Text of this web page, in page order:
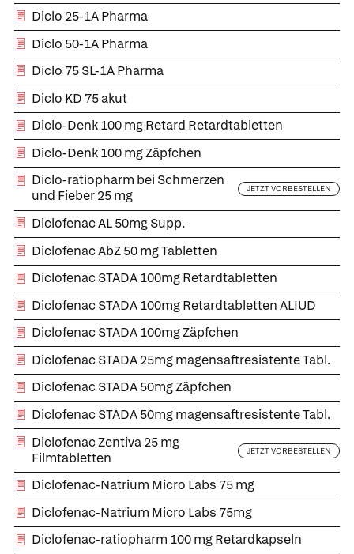
Diclo 25-1A Pharma
Diclo 50-1A Pharma
Diclo 75 SL-1A Pharma
Diclo KD 75 akut
Diclo-Denk 100 mg Retard Retardtabletten
Diclo-Denk 100 mg Zäpfchen
Diclo-ratiopharm bei Schmerzen
und Fieber 25 mg
JETZT VORBESTELLEN
Diclofenac AL 50mg Supp.
Diclofenac AbZ 50 mg Tabletten
Diclofenac STADA 100mg Retardtabletten
Diclofenac STADA 100mg Retardtabletten ALIUD
Diclofenac STADA 100mg Zäpfchen
Diclofenac STADA 25mg magensaftresistente Tabl.
Diclofenac STADA 50mg Zäpfchen
Diclofenac STADA 50mg magensaftresistente Tabl.
Diclofenac Zentiva 25 mg
Filmtabletten
JETZT VORBESTELLEN
Diclofenac-Natrium Micro Labs 75 mg
Diclofenac-Natrium Micro Labs 75mg
Diclofenac-ratiopharm 100 mg Retardkapseln